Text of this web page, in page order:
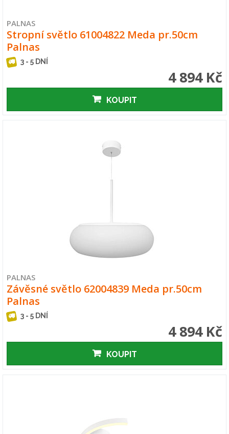
PALNAS
Stropní světlo 61004822 Meda pr.50cm
Palnas
3 - 5 DNÍ
4 894 Kč
KOUPIT
PALNAS
Závěsné světlo 62004839 Meda pr.50cm
Palnas
3 - 5 DNÍ
4 894 Kč
KOUPIT